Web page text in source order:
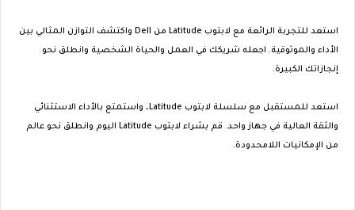
استعد للتجربة الرائعة مع لابتوب Latitude من Dell واكتشف التوازن المثالي بين
الأداء والموثوقية. اجعله شريكك في العمل والحياة الشخصية وانطلق نحو
إنجازاتك الكبيرة.
استعد للمستقبل مع سلسلة لابتوب Latitude، واستمتع بالأداء الاستثنائي
والثقة العالية في جهاز واحد. قم بشراء لابتوب Latitude اليوم وانطلق نحو عالم
من الإمكانيات اللامحدودة.